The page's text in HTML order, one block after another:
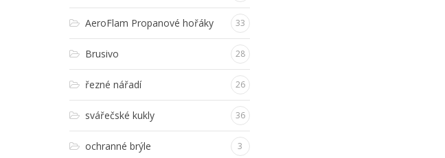
AeroFlam Propanové hořáky 33
Brusivo 28
řezné nářadí 26
svářečské kukly 36
ochranné brýle 3